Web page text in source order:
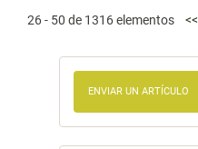
26 - 50 de 1316 elementos <<
ENVIAR UN ARTÍCULO